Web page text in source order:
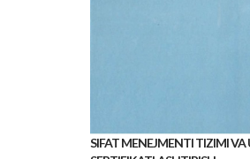
SIFAT MENEJMENTI TIZIMI VA